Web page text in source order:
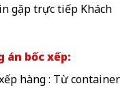
gặp trực tiếp Khách
án bốc xếp:
hàng : Từ container